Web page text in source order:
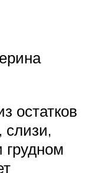
остатков
слизи,